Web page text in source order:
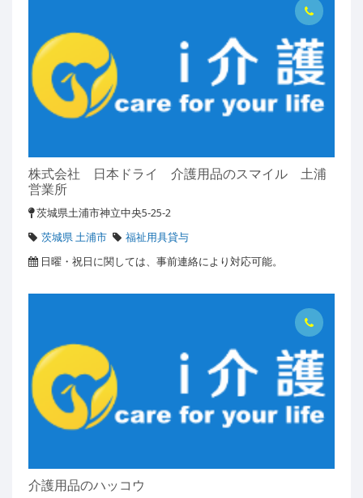
株式会社 日本ドライ 介護用品のスマイル 土浦
営業所
茨城県土浦市神立中央5-25-2
茨城県 土浦市
福祉用具貸与
日曜・祝日に関しては、事前連絡により対応可能。
介護用品のハッコウ